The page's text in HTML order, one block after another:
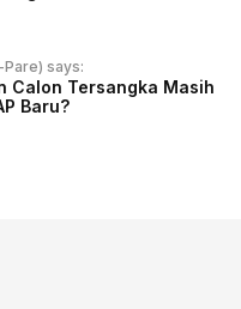
says:
Calon Tersangka Masih
Baru?